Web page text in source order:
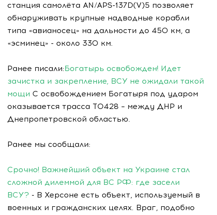
станция самолёта AN/APS-137D(V)5 позволяет
обнаруживать крупные надводные корабли
типа «авианосец» на дальности до 450 км, а
«эсминец» - около 330 км.
Ранее писали:Богатырь освобожден! Идет
зачистка и закрепление, ВСУ не ожидали такой
мощи С освобождением Богатыря под ударом
оказывается трасса Т0428 – между ДНР и
Днепропетровской областью.
Ранее мы сообщали:
Срочно! Важнейший объект на Украине стал
сложной дилеммой для ВС РФ: где засели
ВСУ? - В Херсоне есть объект, используемый в
военных и гражданских целях. Враг, подобно